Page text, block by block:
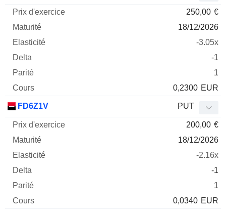
250,00 €
18/12/2026
-3.05x
-1
1
0,2300 EUR
FD6Z1V PUT
200,00 €
18/12/2026
-2.16x
-1
1
0,0340 EUR